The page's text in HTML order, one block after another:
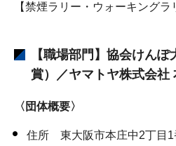
【禁煙ラリー・ウォーキングラ
【職場部門】協会けん
賞）／ヤマトヤ株式会社
〈団体概要〉
住所 東大阪市本庄中2丁目1